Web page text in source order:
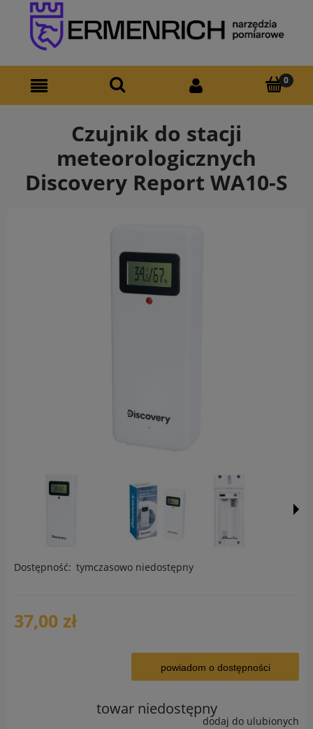
Czujnik do stacji
meteorologicznych
Discovery Report WA10-S
Dostępność: tymczasowo niedostępny
37,00 zł
powiadom o dostępności
towar niedostępny
dodaj do ulubionych